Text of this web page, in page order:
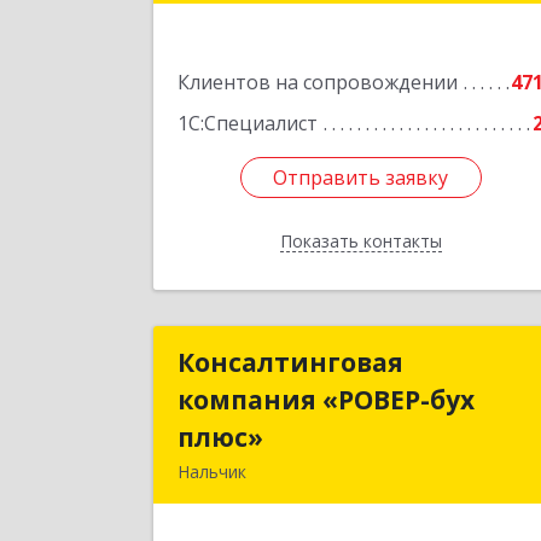
Клиентов на сопровождении
471
1С:Специалист
Отправить заявку
Показать контакты
Отправить заявку
Назад
Консалтинговая
компания «РОВЕР-бух
плюс»
Нальчик
Консалтинговая
компания «РОВЕР-бух